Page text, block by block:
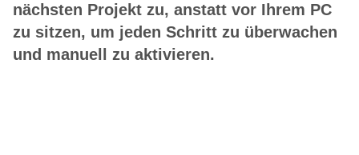
nächsten Projekt zu, anstatt vor Ihrem PC
zu sitzen, um jeden Schritt zu überwachen
und manuell zu aktivieren.